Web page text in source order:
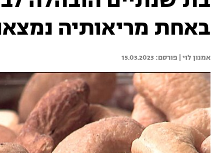
באחת מריאותיה
אמנון לוי | 15.03.2023